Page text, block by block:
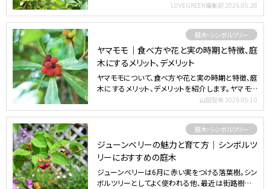
LOVEGREEN編集部 2026.05.28
庭木・シンボルツリー
ヤマモモ｜食べ方や花と実の時期と特徴、庭
木にするメリット、デメリット
ヤマモモについて、食べ方や花と実の時期と特徴、庭
木にするメリット、デメリットを紹介します。ヤマモモ
山田智美 2026.05.10
庭木・シンボルツリー
ジューンベリーの魅力と育て方｜シンボルツ
リーにおすすめの庭木
ジューンベリーは6月に赤い実をつける落葉樹。シン
ボルツリーとしてよく使われる他、最近は街路樹とし